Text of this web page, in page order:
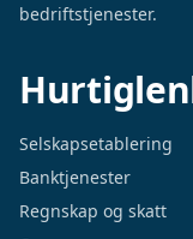
bedriftstjenester.
Selskapsetablering
Banktjenester
Regnskap og skatt